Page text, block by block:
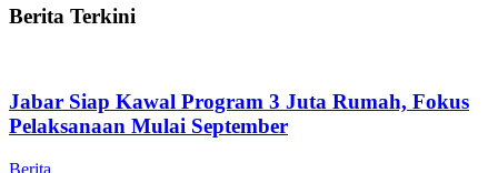
Berita Terkini
Jabar Siap Kawal Program 3 Juta Rumah, Fokus
Pelaksanaan Mulai September
Berita